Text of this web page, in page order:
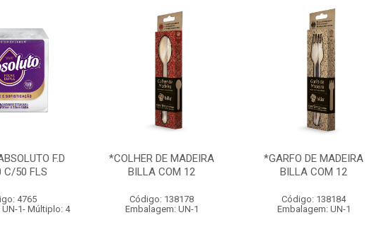
F.D
C/50 FLS
4765
1- Múltiplo: 4
*COLHER DE MADEIRA
BILLA COM 12
Código: 138178
Embalagem: UN-1
*GARFO DE MADEIRA
BILLA COM 12
Código: 138184
Embalagem: UN-1